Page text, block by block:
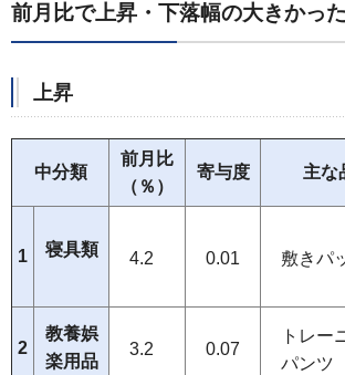
前月比で上昇・下落幅の大きかっ
上昇
中分類
前月比
（％）
寄与度 主な
1 寝具類 4.2 0.01 敷きパ
2
教養娯
楽用品
3.2 0.07
トレー
パンツ